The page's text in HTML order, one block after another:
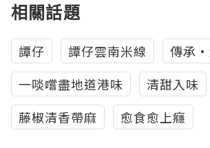
相關話題
譚仔 譚仔雲南米線
傳承•
一啖嚐盡地道港味
清甜入味
藤椒清香帶麻
愈食愈上癮